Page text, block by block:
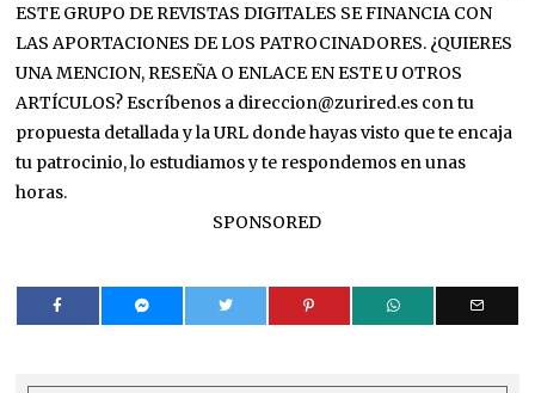
ESTE GRUPO DE REVISTAS DIGITALES SE FINANCIA CON
LAS APORTACIONES DE LOS PATROCINADORES. ¿QUIERES
UNA MENCION, RESEÑA O ENLACE EN ESTE U OTROS
ARTÍCULOS? Escríbenos a direccion@zurired.es con tu
propuesta detallada y la URL donde hayas visto que te encaja
tu patrocinio, lo estudiamos y te respondemos en unas
horas.
SPONSORED